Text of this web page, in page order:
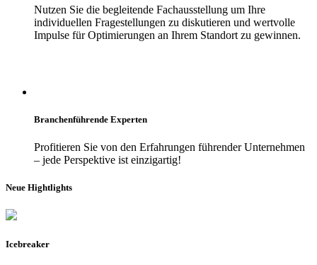
Nutzen Sie die begleitende Fachausstellung um Ihre
individuellen Fragestellungen zu diskutieren und wertvolle
Impulse für Optimierungen an Ihrem Standort zu gewinnen.
Branchenführende Experten
Profitieren Sie von den Erfahrungen führender Unternehmen
– jede Perspektive ist einzigartig!
Neue Hightlights
Icebreaker